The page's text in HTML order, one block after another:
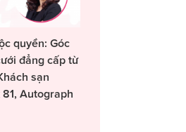
quyền: Góc
đẳng cấp từ
sạn
Autograph